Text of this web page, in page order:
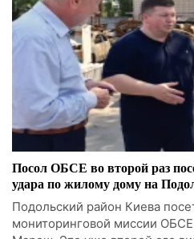
Посол ОБСЕ во второй раз
удара по жилому дому на
Подольский район Киева
мониторинговой миссии